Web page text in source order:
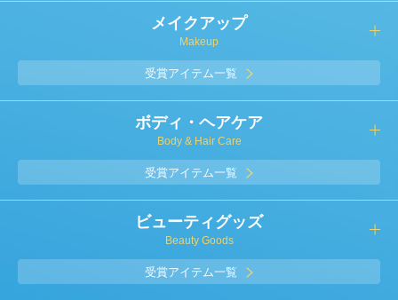
メイクアップ
Makeup
受賞アイテム一覧
ボディ・ヘアケア
Body & Hair Care
受賞アイテム一覧
ビューティグッズ
Beauty Goods
受賞アイテム一覧